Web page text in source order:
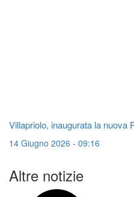
Villapriolo, inaugurata la nuova
14 Giugno 2026 - 09:16
Altre notizie